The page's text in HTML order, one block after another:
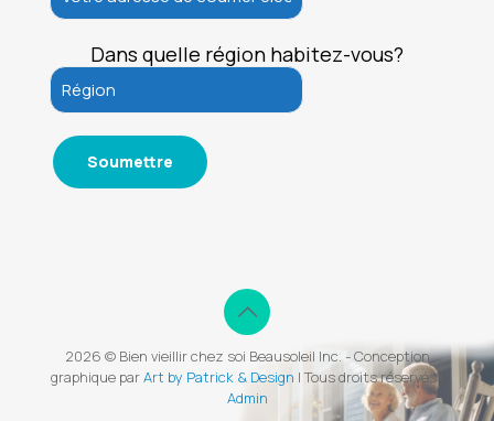
Dans quelle région habitez-vous?
2026 © Bien vieillir chez soi Beausoleil Inc. - Conception
graphique parArt by Patrick & Design | Tous droits réservés |
Admin